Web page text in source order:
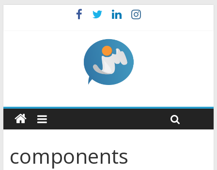
components